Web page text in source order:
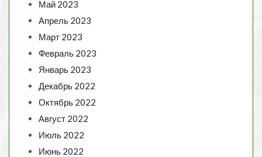
Май 2023
Апрель 2023
Март 2023
Февраль 2023
Январь 2023
Декабрь 2022
Октябрь 2022
Август 2022
Июль 2022
Июнь 2022